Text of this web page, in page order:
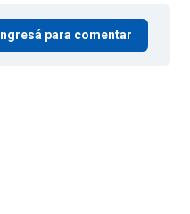
Ingresá para comentar